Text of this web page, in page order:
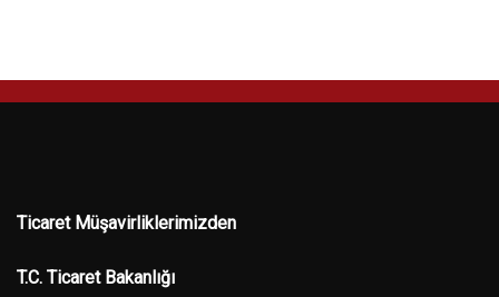
Ticaret Müşavirliklerimizden
T.C. Ticaret Bakanlığı